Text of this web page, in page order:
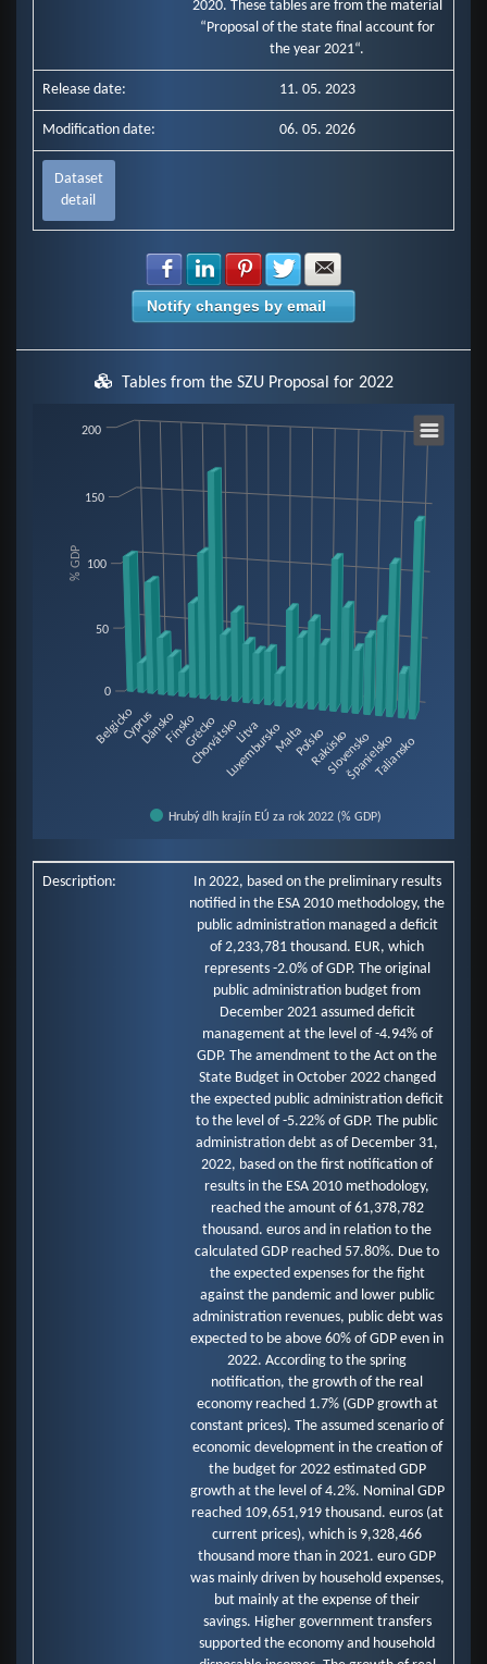
2020. These tables are from the material
“Proposal of the state final account for
the year 2021“.
Release date: 11. 05. 2023
Modification date: 06. 05. 2026
Dataset
detail
Share with Facebook
Share with LinkedIn
Share with Pinterest
Share with Twitter
Notify changes by email
Tables from the SZU Proposal for 2022
Bar chart with 27 bars.
The chart has 1 Y axis displaying % GDP. Data ranges from 18.4 to 171.3.
% GDP
Hrubý dlh krajín EÚ za rok 2022 (% GDP)
BelgickoCyprusDánskoFínskoGrécko
ChorvátskoLitva
LuxemburskoMaltaPoľskoRakúsko
Slovensko
ŠpanielskoTaliansko
0
50
100
150
200
Description:
In 2022, based on the preliminary results
notified in the ESA 2010 methodology, the
public administration managed a deficit
of 2,233,781 thousand. EUR, which
represents -2.0% of GDP. The original
public administration budget from
December 2021 assumed deficit
management at the level of -4.94% of
GDP. The amendment to the Act on the
State Budget in October 2022 changed
the expected public administration deficit
to the level of -5.22% of GDP. The public
administration debt as of December 31,
2022, based on the first notification of
results in the ESA 2010 methodology,
reached the amount of 61,378,782
thousand. euros and in relation to the
calculated GDP reached 57.80%. Due to
the expected expenses for the fight
against the pandemic and lower public
administration revenues, public debt was
expected to be above 60% of GDP even in
2022. According to the spring
notification, the growth of the real
economy reached 1.7% (GDP growth at
constant prices). The assumed scenario of
economic development in the creation of
the budget for 2022 estimated GDP
growth at the level of 4.2%. Nominal GDP
reached 109,651,919 thousand. euros (at
current prices), which is 9,328,466
thousand more than in 2021. euro GDP
was mainly driven by household expenses,
but mainly at the expense of their
savings. Higher government transfers
supported the economy and household